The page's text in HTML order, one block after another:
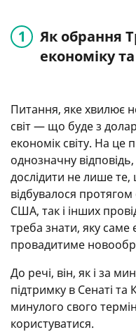
Як обрання
економіку
Питання, яке хвилює
світ — що буде з
економік світу. На це
однозначну
дослідити не лише те,
відбувалося протягом
США, так і інших
треба знати, яку саме
провадитиме
До речі, він, як і за
підтримку в Сенаті та
минулого свого
користуватися.